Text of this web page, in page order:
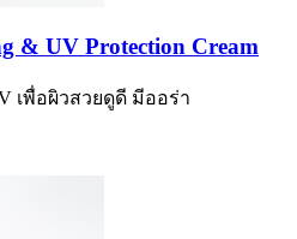
& UV Protection Cream
เพื่อผิวสวยดูดี มีออร่า